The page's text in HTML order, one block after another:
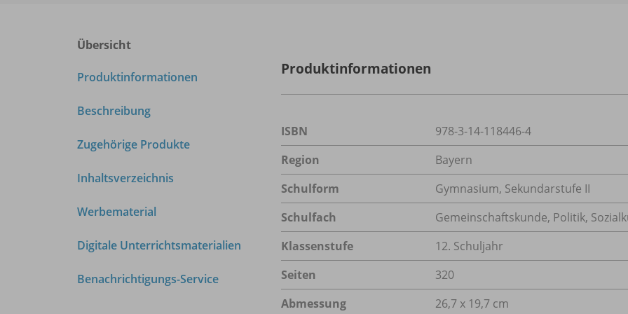
Übersicht
Produktinformationen
Beschreibung
Zugehörige Produkte
Inhaltsverzeichnis
Werbematerial
Digitale Unterrichtsmaterialien
Benachrichtigungs-Service
Produktinformationen
ISBN
978-3-14-118446-4
Region
Bayern
Schulform
Gymnasium, Sekundarstufe II
Schulfach
Gemeinschaftskunde, Politik,
Klassenstufe
12. Schuljahr
Seiten
320
Abmessung
26,7 x 19,7 cm